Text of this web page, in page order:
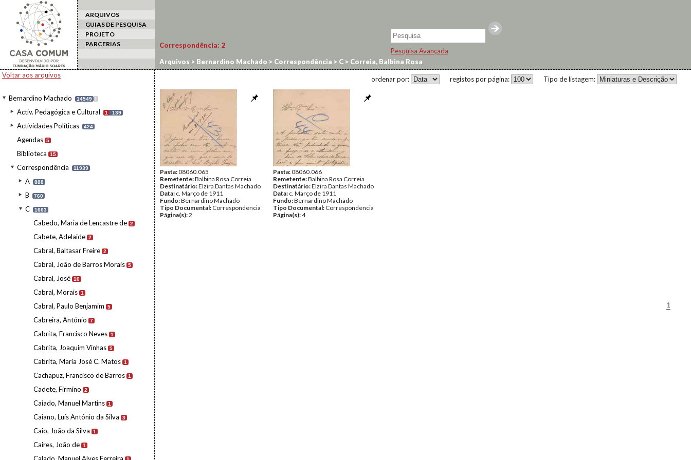
ARQUIVOS
GUIAS DE PESQUISA
PROJETO
PARCERIAS
Pesquisa Avançada
Voltar aos arquivos
Bernardino Machado 14549 I
Activ. Pedagógica e Cultural 1 139
Actividades Políticas 424
Agendas 5
Biblioteca 15
Correspondência 11939
A 888
B 760
C 1663
Cabedo, Maria de Lencastre de 2
Cabete, Adelaide 2
Cabral, Baltasar Freire 2
Cabral, João de Barros Morais 5
Cabral, José 10
Cabral, Morais 1
Cabral, Paulo Benjamim 5
Cabreira, António 7
Cabrita, Francisco Neves 1
Cabrita, Joaquim Vinhas 5
Cabrita, Maria José C. Matos 1
Cachapuz, Francisco de Barros 1
Cadete, Firmino 2
Caiado, Manuel Martins 1
Caiano, Luís António da Silva 3
Caio, João da Silva 1
Caires, João de 1
Correspondência: 2
Arquivos > Bernardino Machado > Correspondência > C > Correia, Balbina Rosa
Tipo de listagem:
registos por página:
ordenar por:
Pasta:08060.065
Remetente:Balbina Rosa Correia
Destinatário:Elzira Dantas Machado
Data: c. Março de 1911
Fundo:Bernardino Machado
Tipo Documental: Correspondencia
Página(s):2
Pasta:08060.066
Remetente:Balbina Rosa Correia
Destinatário:Elzira Dantas Machado
Data: c. Março de 1911
Fundo:Bernardino Machado
Tipo Documental: Correspondencia
Página(s):4
1